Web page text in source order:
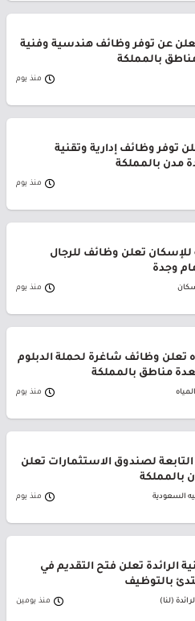
تعلن عن توفر وظائف هندسية وفنية
بالمملكة
منذ يوم
توفر وظائف إدارية وتقنية
مدن بالمملكة
منذ يوم
للإسكان تعلن وظائف للرجال
وجدة
منذ يوم
تعلن وظائف شاغرة لحملة الدبلوم
مناطق بالمملكة
منذ يوم
لصندوق الاستثمارات تعلن
بالمملكة
السعودية منذ يوم
الرائدة تعلن فتح التقديم في
بالتوظيف
(لنا) منذ يومين